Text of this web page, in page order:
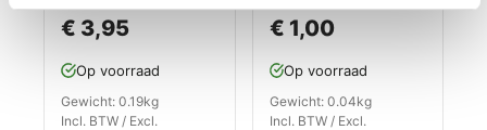
mm. voor kliktegel
1815 typ 2
€ 3,95
Op voorraad
Gewicht: 0.19kg
Incl. BTW / Excl.
voor kliktegel 1815
kleur geel
€ 1,00
Op voorraad
Gewicht: 0.04kg
Incl. BTW / Excl.